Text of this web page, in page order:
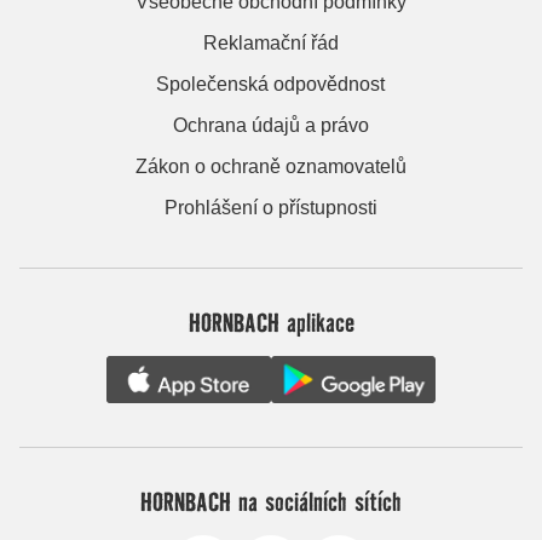
Reklamační řád
Společenská odpovědnost
Ochrana údajů a právo
Zákon o ochraně oznamovatelů
Prohlášení o přístupnosti
HORNBACH aplikace
HORNBACH na sociálních sítích